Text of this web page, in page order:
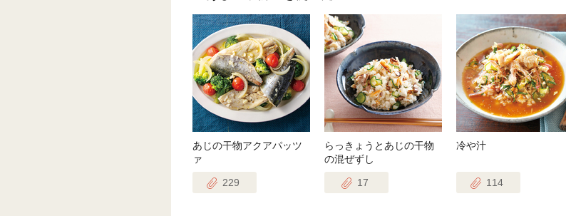
あじの干物アクアパッツ
ァ
229
らっきょうとあじの干物
の混ぜずし
17
冷や汁
114